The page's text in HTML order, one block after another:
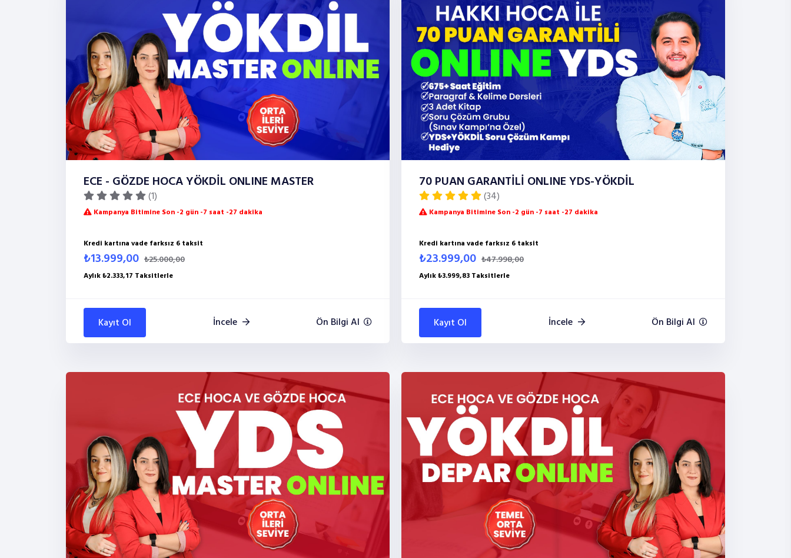
ECE - GÖZDE HOCA YÖKDİL ONLINE MASTER
(1)
Kampanya Bitimine Son -2 gün -7 saat -27 dakika
Kredi kartına vade farksız 6 taksit
₺13.999,00 ₺25.000,00
Aylık ₺2.333,17 Taksitlerle
Kayıt Ol İncele Ön Bilgi Al
70 PUAN GARANTİLİ ONLINE YDS-YÖKDİL
(34)
Kampanya Bitimine Son -2 gün -7 saat -27 dakika
Kredi kartına vade farksız 6 taksit
₺23.999,00 ₺47.998,00
Aylık ₺3.999,83 Taksitlerle
Kayıt Ol İncele Ön Bilgi Al